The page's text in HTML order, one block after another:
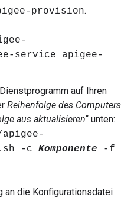
provision.
service apigee-
auf Ihren
Reihenfolge des Computers
aus aktualisieren“ unten:
-c Komponente -f
an die Konfigurationsdatei